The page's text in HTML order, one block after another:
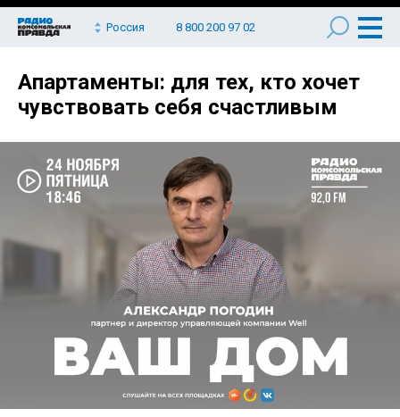
Россия 8 800 200 97 02
Апартаменты: для тех, кто хочет
чувствовать себя счастливым